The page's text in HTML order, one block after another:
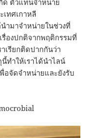
ทศเกาหลี
ำมาจำหน่ายในช่วงที่
องปกติจากพฤติกรรมที่
เรียกติดปากกันว่า
ทำให้เราได้นำไลน์
อจัดจำหน่ายและยังรับ